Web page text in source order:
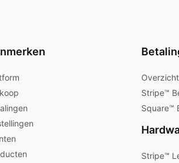
Overzicht
Stripe™
Square™
Stripe™